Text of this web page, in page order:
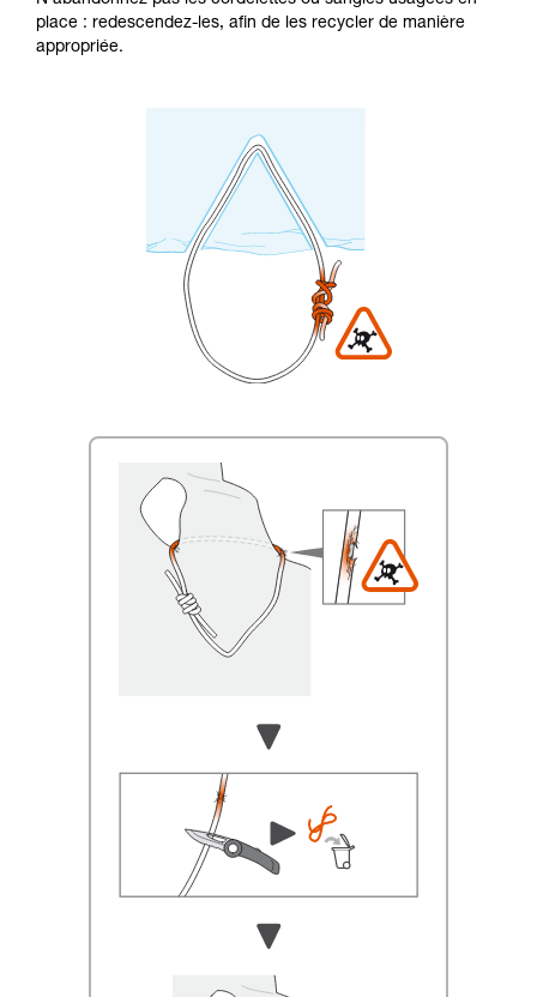
place : redescendez-les, afin de les recycler de manière
appropriée.